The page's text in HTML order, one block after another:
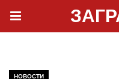
НОВОСТИ